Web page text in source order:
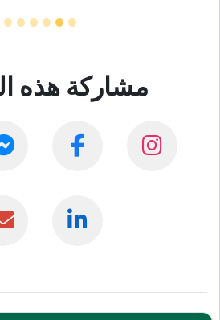
مشاركة هذه